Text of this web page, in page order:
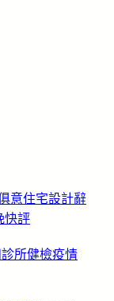
意住宅設計辭
快評
所健檢疫情